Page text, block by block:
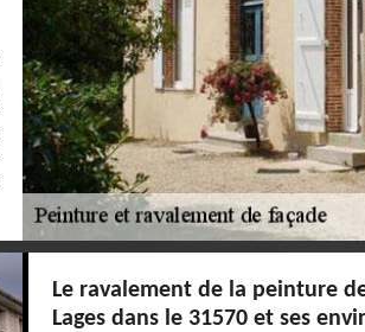
Le ravalement de la peinture
Lages dans le 31570 et ses